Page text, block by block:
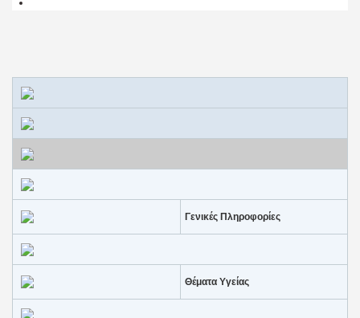
Γενικές Πληροφορίες
Θέματα Υγείας